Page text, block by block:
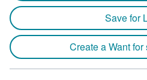
Save for
Create a Want